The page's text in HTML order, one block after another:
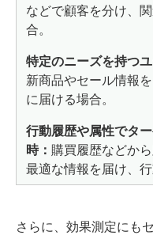
などで顧客を分け、
合。
特定のニーズを持つ
新商品やセール情報
に届ける場合。
行動履歴や属性でタ
時： 購買履歴などか
最適な情報を届け、行
さらに、効果測定にも